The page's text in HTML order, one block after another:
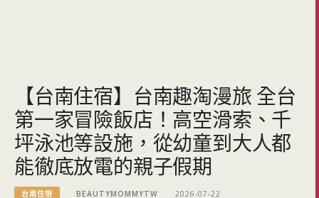
【台南住宿】台南趣淘漫旅 全台
第一家冒險飯店！高空滑索、千
坪泳池等設施，從幼童到大人都
能徹底放電的親子假期
台南住宿 BEAUTYMOMMYTW 2026-07-22